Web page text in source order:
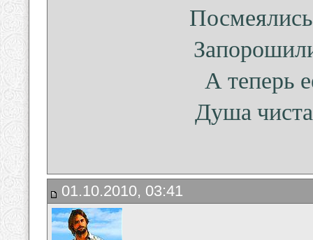
А теперь
Душа
01.10.2010, 03:41